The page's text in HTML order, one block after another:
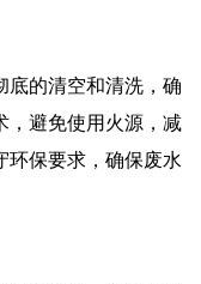
的清空和清洗，确
，避免使用火源，减
环保要求，确保废水